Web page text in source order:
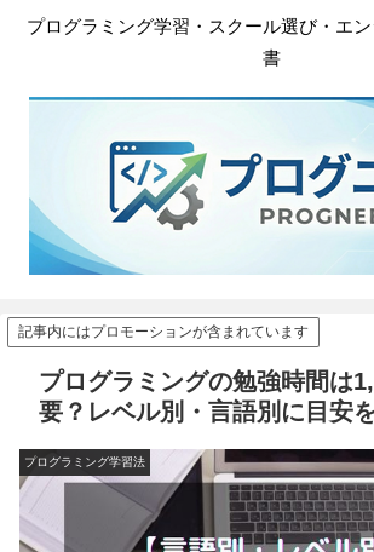
プログラミング学習・スクール選び・エ
書
記事内にはプロモーションが含まれています
プログラミングの勉強時間は
要？レベル別・言語別に目安
プログラミング学習法